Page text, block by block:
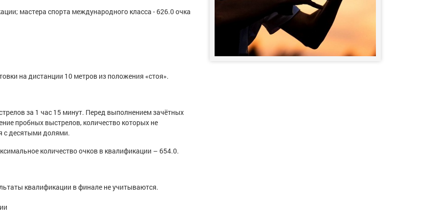
мастера спорта международного класса - 626.0 очка
на дистанции 10 метров из положения «стоя».
за 1 час 15 минут. Перед выполнением зачётных
пробных выстрелов, количество которых не
с десятыми долями.
количество очков в квалификации – 654.0.
квалификации в финале не учитываются.